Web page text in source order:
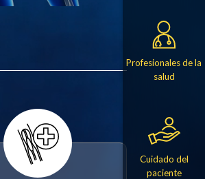
Profesionales de la
salud
Cuidado del
paciente